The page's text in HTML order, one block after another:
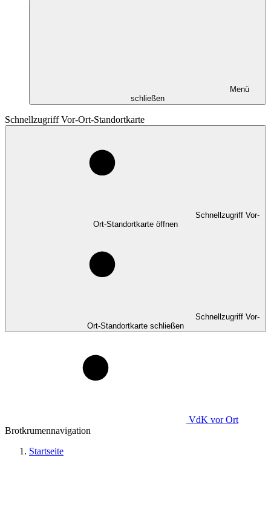
Menü
schließen
Schnellzugriff Vor-Ort-Standortkarte
Schnellzugriff Vor-
Ort-Standortkarte öffnen
Schnellzugriff Vor-
Ort-Standortkarte schließen
VdK vor Ort
Brotkrumennavigation
Startseite